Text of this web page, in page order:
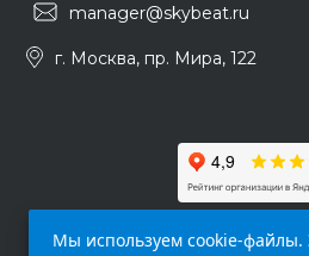
manager@skybeat.ru
г. Москва, пр. Мира, 122
Мы используем cookie-файлы.